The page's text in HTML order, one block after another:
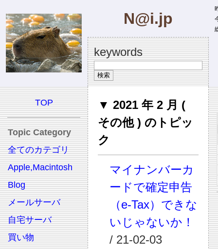
N@i.jp
keywords
TOP
Topic Category
全てのカテゴリ
Apple,Macintosh
Blog
メールサーバ
自宅サーバ
買い物
▼ 2021 年 2 月 (
その他 ) のトピッ
ク
マイナンバーカ
ードで確定申告
（e-Tax）できな
いじゃないか！
/ 21-02-03